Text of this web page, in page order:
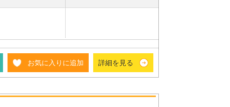
お気に入りに追加 詳細を見る